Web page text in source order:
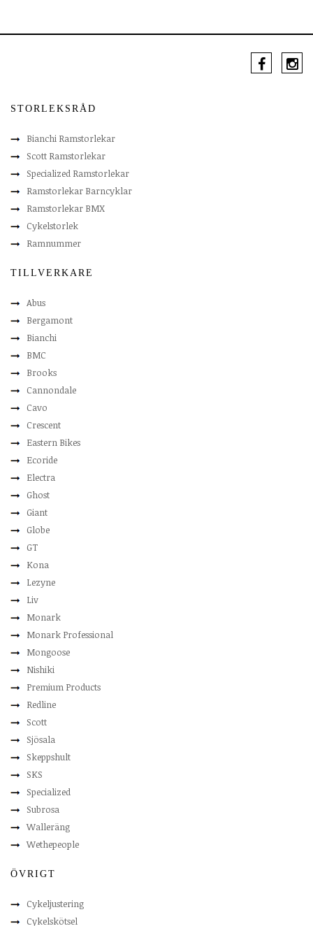
STORLEKSRÅD
Bianchi Ramstorlekar
Scott Ramstorlekar
Specialized Ramstorlekar
Ramstorlekar Barncyklar
Ramstorlekar BMX
Cykelstorlek
Ramnummer
TILLVERKARE
Abus
Bergamont
Bianchi
BMC
Brooks
Cannondale
Cavo
Crescent
Eastern Bikes
Ecoride
Electra
Ghost
Giant
Globe
GT
Kona
Lezyne
Liv
Monark
Monark Professional
Mongoose
Nishiki
Premium Products
Redline
Scott
Sjösala
Skeppshult
SKS
Specialized
Subrosa
Walleräng
Wethepeople
ÖVRIGT
Cykeljustering
Cykelskötsel